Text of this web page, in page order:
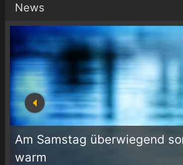
News
Am Samstag überwiegend
warm